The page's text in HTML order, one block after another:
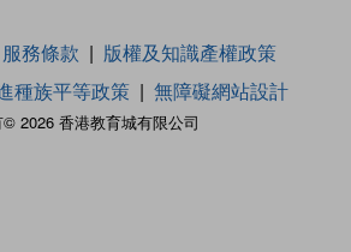
2026 香港教育城有限公司
服務條款
版權及知識產權政策
種族平等政策 無障礙網站設計